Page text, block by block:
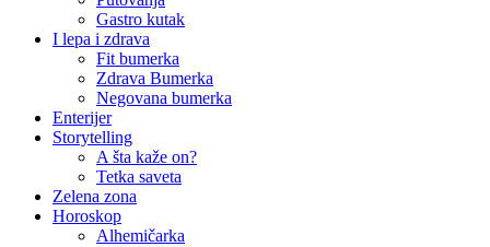
Gastro kutak
I lepa i zdrava
Fit bumerka
Zdrava Bumerka
Negovana bumerka
Enterijer
Storytelling
A šta kaže on?
Tetka saveta
Zelena zona
Horoskop
Alhemičarka